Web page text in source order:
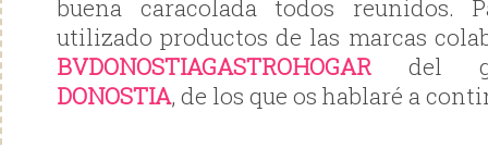
buena caracolada todos reunidos.
utilizado productos de las marcas
BVDONOSTIAGASTROHOGAR del
DONOSTIA, de los que os hablaré a